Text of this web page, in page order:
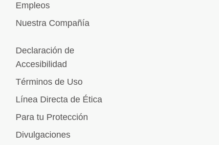
Empleos
Nuestra Compañía
Declaración de
Accesibilidad
Términos de Uso
Línea Directa de Ética
Para tu Protección
Divulgaciones